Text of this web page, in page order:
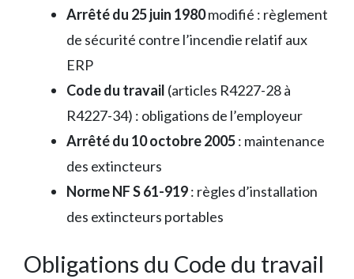
Arrêté du 25 juin 1980modifié : règlement
de sécurité contre l’incendie relatif aux
ERP
Code du travail (articles R4227-28 à
R4227-34) : obligations de l’employeur
Arrêté du 10 octobre 2005: maintenance
des extincteurs
Norme NF S 61-919: règles d’installation
des extincteurs portables
Obligations du Code du travail